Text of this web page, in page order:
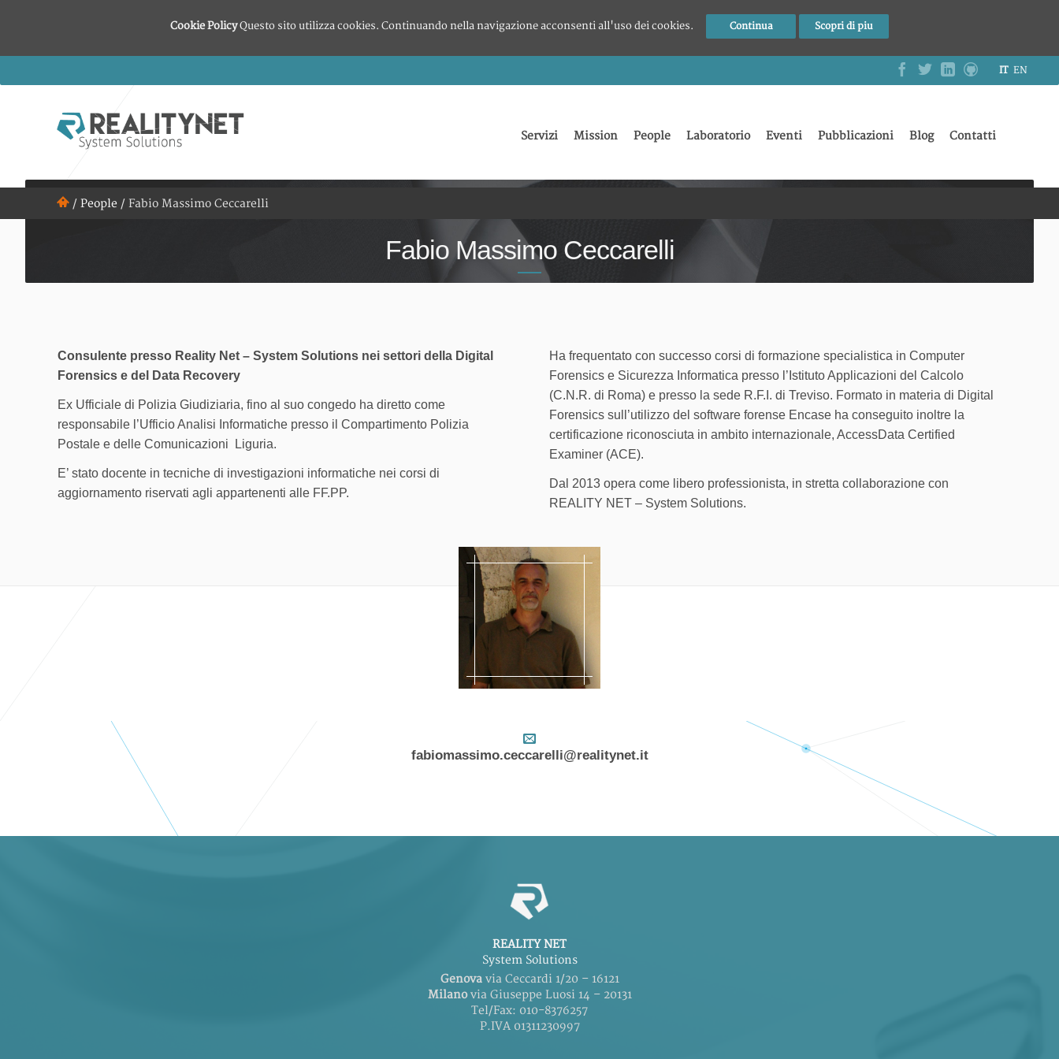
Cookie PolicyQuesto sito utilizza cookies. Continuando nella navigazione acconsenti all'uso dei cookies. Continua Scopri di piu
IT EN
Servizi Mission People Laboratorio Eventi Pubblicazioni Blog Contatti
/ People / Fabio Massimo Ceccarelli
Fabio Massimo Ceccarelli
Consulente presso Reality Net – System Solutions nei settori della Digital
Forensics e del Data Recovery
Ex Ufficiale di Polizia Giudiziaria, fino al suo congedo ha diretto come
responsabile l’Ufficio Analisi Informatiche presso il Compartimento Polizia
Postale e delle Comunicazioni Liguria.
E’ stato docente in tecniche di investigazioni informatiche nei corsi di
aggiornamento riservati agli appartenenti alle FF.PP.
Ha frequentato con successo corsi di formazione specialistica in Computer
Forensics e Sicurezza Informatica presso l’Istituto Applicazioni del Calcolo
(C.N.R. di Roma) e presso la sede R.F.I. di Treviso. Formato in materia di Digital
Forensics sull’utilizzo del software forense Encase ha conseguito inoltre la
certificazione riconosciuta in ambito internazionale, AccessData Certified
Examiner (ACE).
Dal 2013 opera come libero professionista, in stretta collaborazione con
REALITY NET – System Solutions.
fabiomassimo.ceccarelli@realitynet.it
REALITY NET
System Solutions
Genovavia Ceccardi 1/20 – 16121
Milanovia Giuseppe Luosi 14 – 20131
Tel/Fax: 010-8376257
P.IVA 01311230997